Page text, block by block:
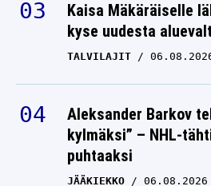
Kaisa Mäkäräiselle
kyse uudesta
TALVILAJIT
Aleksander Barkov
kylmäksi” – NHL-
puhtaaksi
JÄÄKIEKKO 06.08.2026